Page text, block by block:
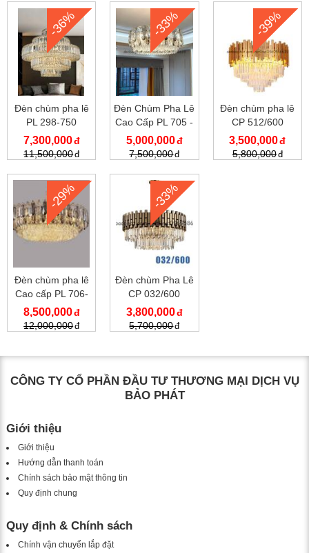
-36%
Đèn chùm pha lê
PL 298-750
7,300,000
11,500,000
-33%
Đèn Chùm Pha Lê
Cao Cấp PL 705 -
600
5,000,000
7,500,000
-39%
Đèn chùm pha lê
CP 512/600
3,500,000
5,800,000
-29%
Đèn chùm pha lê
Cao cấp PL 706-
800
8,500,000
12,000,000
-33%
Đèn chùm Pha Lê
CP 032/600
3,800,000
5,700,000
CÔNG TY CỔ PHẦN ĐẦU TƯ THƯƠNG MẠI DỊCH VỤ
BẢO PHÁT
Giới thiệu
Giới thiệu
Hướng dẫn thanh toán
Chính sách bảo mật thông tin
Quy định chung
Quy định & Chính sách
Chính vận chuyển lắp đặt